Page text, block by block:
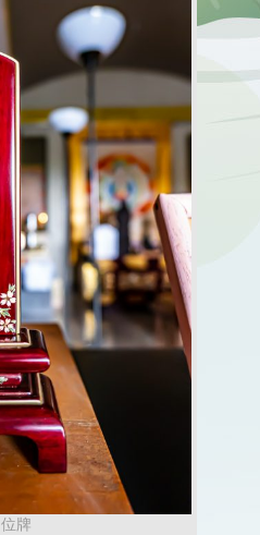
位牌